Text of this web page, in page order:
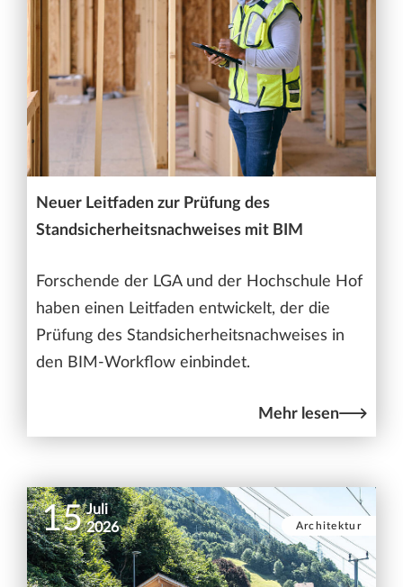
Neuer Leitfaden zur Prüfung des
Standsicherheitsnachweises mit BIM
Forschende der LGA und der Hochschule Hof
haben einen Leitfaden entwickelt, der die
Prüfung des Standsicherheitsnachweises in
den BIM-Workflow einbindet.
Mehr lesen
15 Juli
2026
Architektur